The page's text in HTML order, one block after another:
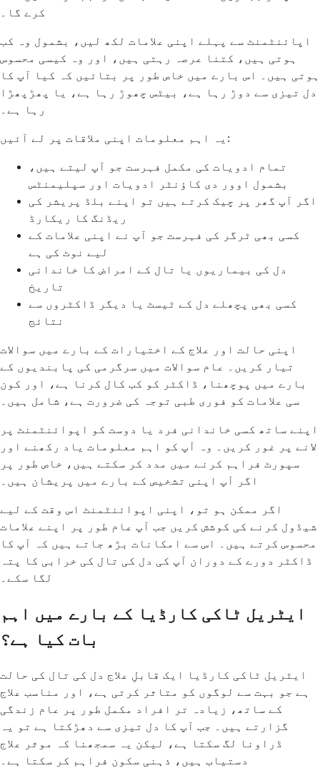
کرے گا۔
اپائنٹمنٹ سے پہلے اپنی علامات لکھ لیں، بشمول وہ کب
ہوتی ہیں، کتنا عرصہ رہتی ہیں، اور وہ کیسی محسوس
ہوتی ہیں۔ اس بارے میں خاص طور پر بتائیں کہ کیا آپ کا
دل تیزی سے دوڑ رہا ہے، بیٹس چھوڑ رہا ہے، یا پھڑپھڑا
رہا ہے۔
یہ اہم معلومات اپنی ملاقات پر لے آئیں:
تمام ادویات کی مکمل فہرست جو آپ لیتے ہیں،
بشمول اوور دی کاؤنٹر ادویات اور سپلیمنٹس
اگر آپ گھر پر چیک کرتے ہیں تو اپنے بلڈ پریشر کی
ریڈنگ کا ریکارڈ
کسی بھی ٹرگر کی فہرست جو آپ نے اپنی علامات کے
لیے نوٹ کی ہے
دل کی بیماریوں یا تال کے امراض کا خاندانی
تاریخ
کسی بھی پچھلے دل کے ٹیسٹ یا دیگر ڈاکٹروں سے
نتائج
اپنی حالت اور علاج کے اختیارات کے بارے میں سوالات
تیار کریں۔ عام سوالات میں سرگرمی کی پابندیوں کے
بارے میں پوچھنا، ڈاکٹر کو کب کال کرنا ہے، اور کون
سی علامات کو فوری طبی توجہ کی ضرورت ہے، شامل ہیں۔
اپنے ساتھ کسی خاندانی فرد یا دوست کو اپوائنٹمنٹ پر
لانے پر غور کریں۔ وہ آپ کو اہم معلومات یاد رکھنے اور
سپورٹ فراہم کرنے میں مدد کر سکتے ہیں، خاص طور پر
اگر آپ اپنی تشخیص کے بارے میں پریشان ہیں۔
اگر ممکن ہو تو، اپنی اپوائنٹمنٹ اس وقت کے لیے
شیڈول کرنے کی کوشش کریں جب آپ عام طور پر اپنے علامات
محسوس کرتے ہیں۔ اس سے امکانات بڑھ جاتے ہیں کہ آپ کا
ڈاکٹر دورے کے دوران آپ کی دل کی تال کی خرابی کا پتہ
لگا سکے۔
ایٹریل ٹاکی کارڈیا کے بارے میں اہم
بات کیا ہے؟
ایٹریل ٹاکی کارڈیا ایک قابلِ علاج دل کی تال کی حالت
ہے جو بہت سے لوگوں کو متاثر کرتی ہے، اور مناسب علاج
کے ساتھ، زیادہ تر افراد مکمل طور پر عام زندگی
گزارتے ہیں۔ جب آپ کا دل تیزی سے دھڑکتا ہے تو یہ
ڈراونا لگ سکتا ہے، لیکن یہ سمجھنا کہ موثر علاج
دستیاب ہیں، ذہنی سکون فراہم کر سکتا ہے۔